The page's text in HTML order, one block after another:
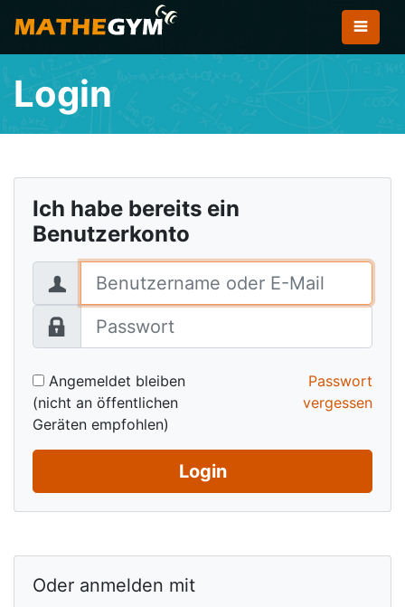
Login
Ich habe bereits ein
Benutzerkonto
Benutzername oder E-Mail
Passwort
Angemeldet bleiben
(nicht an öffentlichen
Geräten empfohlen)
Passwort
vergessen
Login
Oder anmelden mit